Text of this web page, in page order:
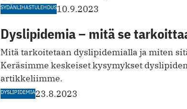
SYDÄNLIHASTULEHDUS10.9.2023
Dyslipidemia – mitä se
Mitä tarkoitetaan dyslipidemialla ja miten
Keräsimme keskeiset kysymykset
artikkeliimme.
DYSLIPIDEMIA23.8.2023